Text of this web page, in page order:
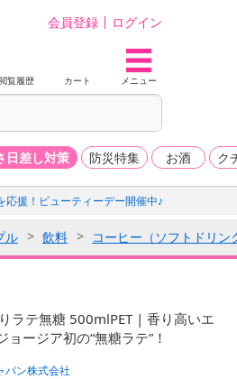
会員登録 ログイン
覧履歴 カート メニュー
日差し対策 防災特集 お酒 ク
応援！ビューティーデー開催中♪
ル 飲料 コーヒー（ソフトドリン
ラテ無糖 500mlPET | 香り高いエ
ージア初の“無糖ラテ”！
パン株式会社